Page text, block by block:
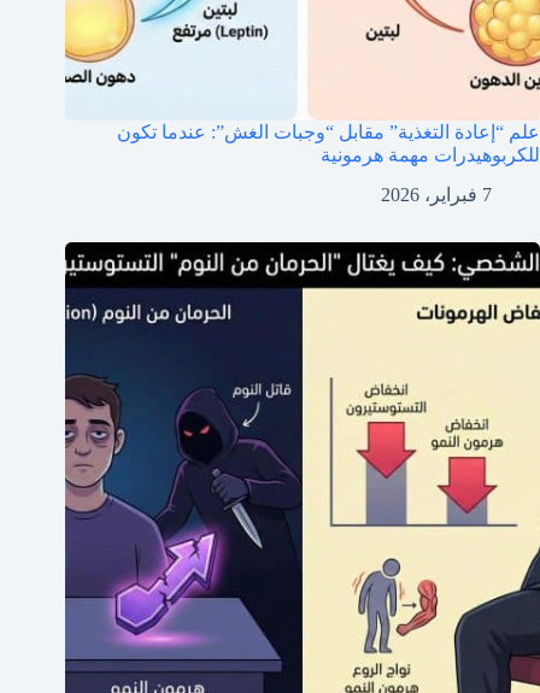
علم “إعادة التغذية” مقابل “وجبات الغش”: عندما تكون
للكربوهيدرات مهمة هرمونية
7 فبراير، 2026